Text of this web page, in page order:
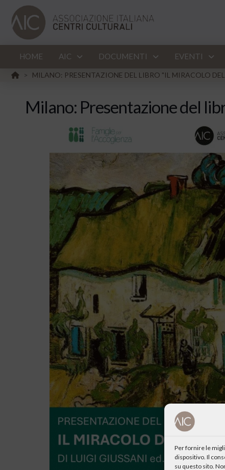
Per fornire le
dispositivo. Il
su questo sito.
HOME AIC DOCUMENTI EVENTI
HOME
> MILANO: PRESENTAZIONE DEL LIBRO "IL MIRACOLO
Milano: Presentazione del